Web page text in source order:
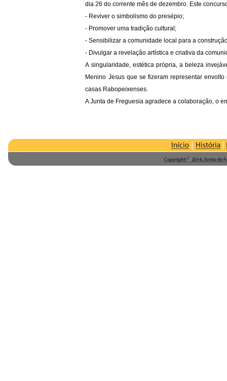
dia 26 do corrente mês de dezembro. Este
- Reviver o simbolismo do presépio;
- Promover uma tradição cultural;
- Sensibilizar a comunidade local para a
- Divulgar a revelação artística e criativa da
A singularidade, estética própria, a beleza
Menino Jesus que se fizeram representar
casas Rabopeixenses.
A Junta de Freguesia agradece a colaboração, o